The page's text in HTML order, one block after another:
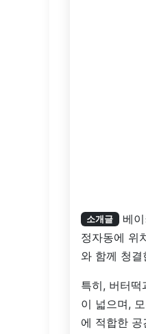
소개글
베
정자동에 위
와 함께 청
특히, 버터
이 넓으며,
에 적합한